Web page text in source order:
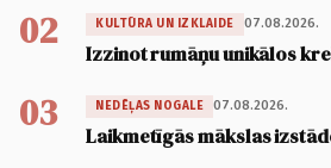
02 KULTŪRA UN IZKLAIDE 07.08.2026.
Izzinot rumāņu unikālos
03 NEDĒĻAS NOGALE 07.08.2026.
Laikmetīgās mākslas